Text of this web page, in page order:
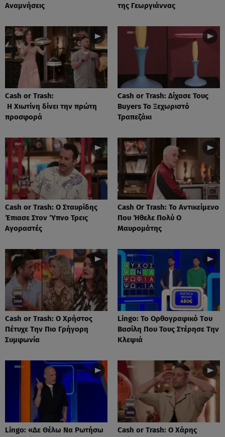
Αναμνήσεις
της Γεωργιάννας
Cash or Trash:
Η Χιωτίνη δίνει την πρώτη
προσφορά
Cash or Trash: Δίχασε Τους
Buyers Το Ξεχωριστό
Τραπεζάκι
Cash or Trash: Ο Σταυρίδης
Έπιασε Στον Ύπνο Τρεις
Αγοραστές
Cash Or Trash: Το Αντικείμενο
Που Ήθελε Πολύ Ο
Μαυρομάτης
Cash or Trash: Ο Χρήστος
Πέτυχε Την Πιο Γρήγορη
Συμφωνία
Lingo: Το Oρθογραφικό Tου
Βασίλη Που Τους Στέρησε Την
Κλεψιά
Lingo: «Δε Θέλω Να Ρωτήσω
Cash or Trash: Ο Χάρης